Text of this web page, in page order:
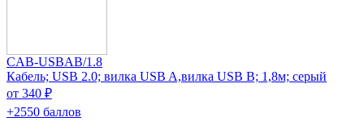
CAB-USBAB/1.8
Кабель; USB 2.0; вилка USB A,вилка USB B; 1,8м; серый
от 340 ₽
+2550 баллов